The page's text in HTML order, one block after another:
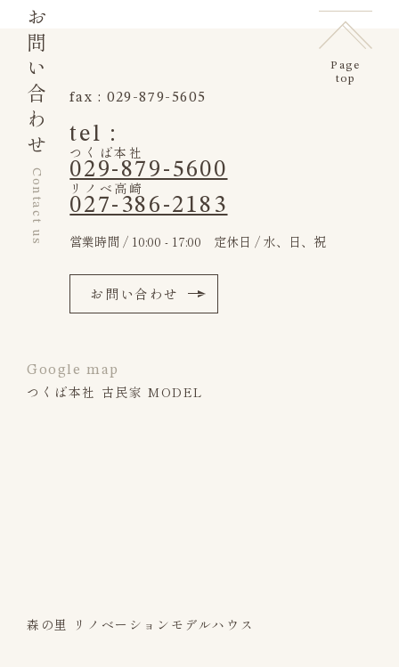
お問い合わせ
Contact us
fax : 029-879-5605
tel :
つくば本社
029-879-5600
リノベ高崎
027-386-2183
営業時間 / 10:00 - 17:00 定休日 / 水、日、祝
お問い合わせ
Google map
つくば本社 古民家 MODEL
森の里 リノベーションモデルハウス
Page
top